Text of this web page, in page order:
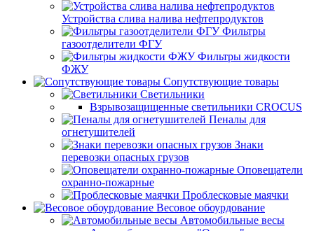
Устройства слива налива нефтепродуктов
Фильтры
газоотделители ФГУ
Фильтры жидкости
ФЖУ
Сопутствующие товары
Светильники
Взрывозащищенные светильники CROCUS
Пеналы для
огнетушителей
Знаки
перевозки опасных грузов
Оповещатели
охранно-пожарные
Проблесковые маячки
Весовое обоурдование
Автомобильные весы